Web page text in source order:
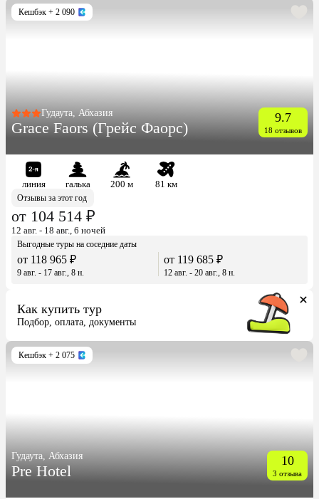
Кешбэк + 2 090
Гудаута, Абхазия
Grace Faors (Грейс Фаорс)
9.7
18 отзывов
линия галька 200 м
81 км
Отзывы за этот год
от 104 514 ₽
12 авг. - 18 авг., 6 ночей
Выгодные туры на соседние даты
от 118 965 ₽
9 авг. - 17 авг., 8 н.
от 119 685 ₽
12 авг. - 20 авг., 8 н.
Как купить тур
Подбор, оплата, документы
Кешбэк + 2 075
Гудаута, Абхазия
Pre Hotel
10
3 отзыва